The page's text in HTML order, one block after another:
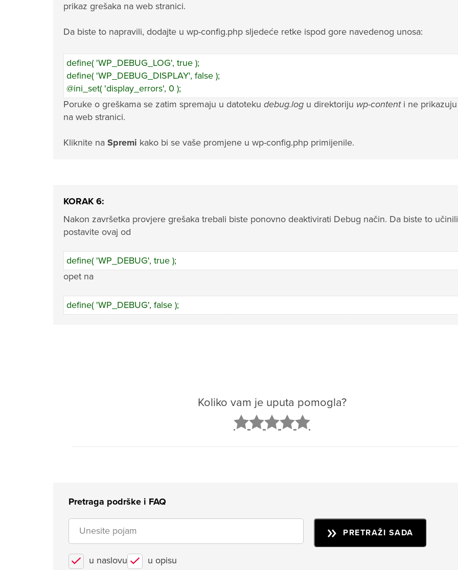
prikaz grešaka na web stranici.
Da biste to napravili, dodajte u wp-config.php sljedeće retke ispod gore navedenog unosa:
define( 'WP_DEBUG_LOG', true );
define( 'WP_DEBUG_DISPLAY', false );
@ini_set( 'display_errors', 0 );
Poruke o greškama se zatim spremaju u datoteku debug.log u direktoriju wp-contenti ne
na web stranici.
Kliknite na Spremi kako bi se vaše promjene u wp-config.php primijenile.
KORAK 6:
Nakon završetka provjere grešaka trebali biste ponovno deaktivirati Debug način. Da biste to
postavite ovaj od
define( 'WP_DEBUG', true );
opet na
define( 'WP_DEBUG', false );
Koliko vam je uputa pomogla?
Pretraga podrške i FAQ
u naslovu u opisu
PRETRAŽI SADA